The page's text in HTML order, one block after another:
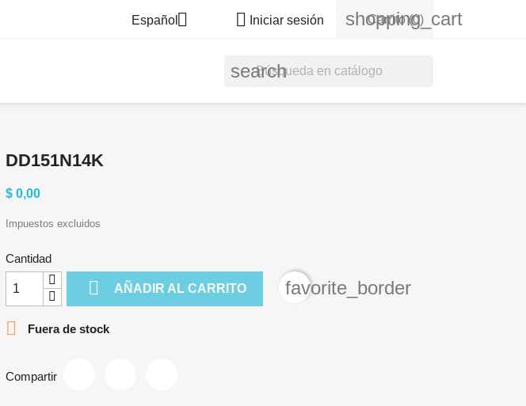
Español  Iniciar sesión shopping_cart
Carrito (0)
search
DD151N14K
$ 0,00
Impuestos excluidos
Cantidad
 AÑADIR AL CARRITO
favorite_border

Fuera de stock
Compartir